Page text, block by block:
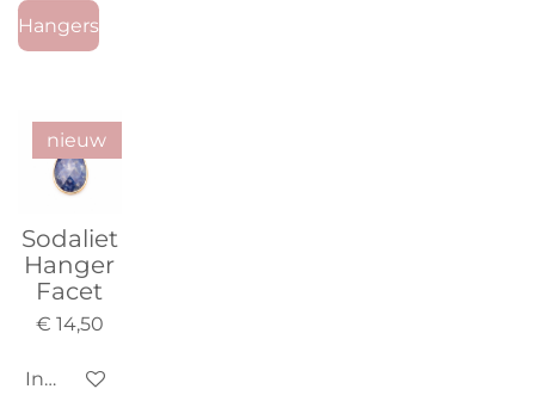
Hangers
nieuw
Sodaliet
Hanger
Facet
€ 14,50
In winkelwagen